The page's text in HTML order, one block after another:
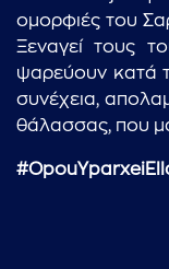
ομορφιές του
Ξεναγεί τους
ψαρεύουν κατά
συνέχεια,
θάλασσας, που